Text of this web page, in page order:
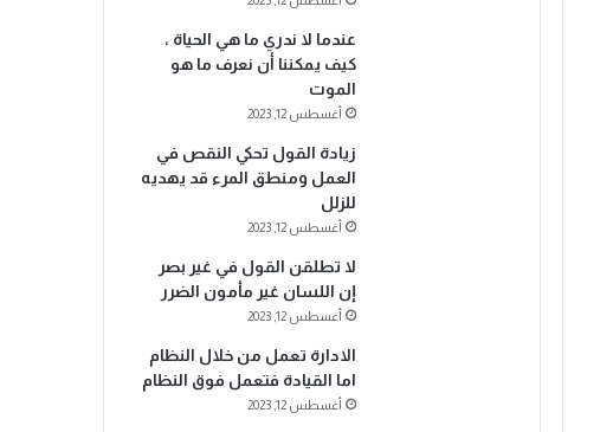
عندما لا ندري ما هي الحياة ،
كيف يمكننا أن نعرف ما هو
الموت
أغسطس 12, 2023
زيادة القول تحكي النقص في
العمل ومنطق المرء قد يهديه
للزلل
أغسطس 12, 2023
لا تطلقن القول في غير بصر
إن اللسان غير مأمون الضرر
أغسطس 12, 2023
الادارة تعمل من خلال النظام
اما القيادة فتعمل فوق النظام
أغسطس 12, 2023